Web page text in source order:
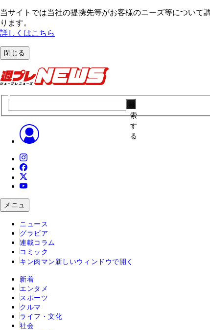
当サイトでは当社の提携先等がお客様のニーズ等について
ります。
詳しくはこちら
閉じる
索
す
る
メニュ
ニュース
グラビア
連載コラム
コミック
キン肉マン 新しいウィンドウで開く
新着
エンタメ
スポーツ
クルマ
ライフ・文化
社会